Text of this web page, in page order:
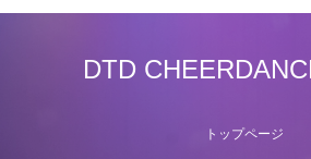
DTD
トップページ